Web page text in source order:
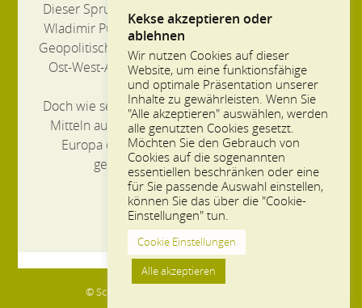
Dieser Spruch des russischen Staatspräsidenten
Wladimir Putin ist mehr als ein schönes Bonmot.
Geopolitisch war 2014 eine tiefe Zäsur. Eine neue
Ost-West-Auseinandersetzung mit Russland ist
Realität geworden.
Doch wie sehr wird sie auch mit wirtschaftlichen
Mitteln ausgetragen? Spielt russisches Geld in
Europa dabei eine strategische Rolle? Gar
gesteuert von einer Kreml-AG?
BEITRAG LESEN
© Schulz/Wendelmann - Leipzig 2013-2024
Kekse akzeptieren oder
ablehnen
Wir nutzen Cookies auf dieser
Website, um eine funktionsfähige
und optimale Präsentation unserer
Inhalte zu gewährleisten. Wenn Sie
"Alle akzeptieren" auswählen, werden
alle genutzten Cookies gesetzt.
Möchten Sie den Gebrauch von
Cookies auf die sogenannten
essentiellen beschränken oder eine
für Sie passende Auswahl einstellen,
können Sie das über die "Cookie-
Einstellungen" tun.
Cookie Einstellungen
Alle akzeptieren